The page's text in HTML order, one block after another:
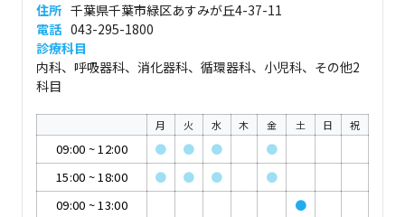
住所 千葉県千葉市緑区あすみが丘4-37-11
電話 043-295-1800
診療科目
内科、呼吸器科、消化器科、循環器科、小児科、その他2
科目
月 火 水 木 金 土 日 祝
09:00 ~12:00 ● ● ●
●
15:00 ~18:00 ● ● ●
●
09:00 ~13:00 ●